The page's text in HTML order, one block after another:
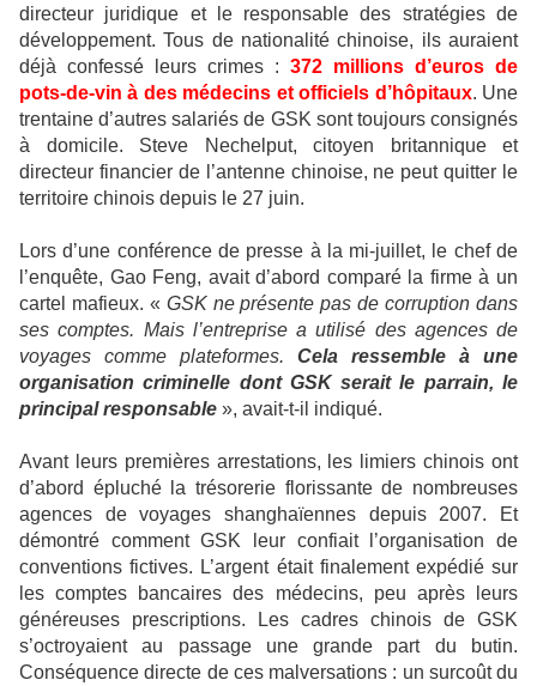
directeur juridique et le responsable des stratégies de
développement. Tous de nationalité chinoise, ils auraient
déjà confessé leurs crimes : 372 millions d’euros de
pots-de-vin à des médecins et officiels d’hôpitaux. Une
trentaine d’autres salariés de GSK sont toujours consignés
à domicile. Steve Nechelput, citoyen britannique et
directeur financier de l’antenne chinoise, ne peut quitter le
territoire chinois depuis le 27 juin.
Lors d’une conférence de presse à la mi-juillet, le chef de
l’enquête, Gao Feng, avait d’abord comparé la firme à un
cartel mafieux. « GSK ne présente pas de corruption dans
ses comptes. Mais l’entreprise a utilisé des agences de
voyages comme plateformes. Cela ressemble à une
organisation criminelle dont GSK serait le parrain, le
principal responsable », avait-t-il indiqué.
Avant leurs premières arrestations, les limiers chinois ont
d’abord épluché la trésorerie florissante de nombreuses
agences de voyages shanghaïennes depuis 2007. Et
démontré comment GSK leur confiait l’organisation de
conventions fictives. L’argent était finalement expédié sur
les comptes bancaires des médecins, peu après leurs
généreuses prescriptions. Les cadres chinois de GSK
s’octroyaient au passage une grande part du butin.
Conséquence directe de ces malversations : un surcoût du